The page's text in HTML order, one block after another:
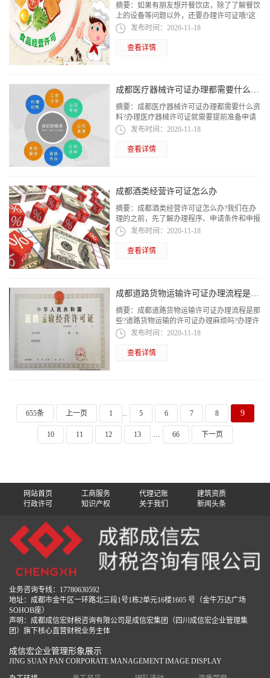
摘要：如果有朋友想开餐饮店，除了了解餐饮
上的设备等问题以外，还要办理许可证哦!这
是开业的第一步。而这个许可证是很多人不太
清楚的，比如餐营许可证怎么办理，成都...
发布时间： 2020-11-18
查看详情
成都医疗器械许可证办理都需要什么资料
摘要： 成都医疗器械许可证办理都需要什么资
料?办理医疗器械许可证就需要提前准备申请
报告、场所、房屋三件套等，具体信息请跟随
发布时间：2020-11-18
查看详情
成都酒类经营许可证怎么办
摘要： 成都酒类经营许可证怎么办?我们在办
理的之前，先了解办理程序、申请条件和申报
材料。只要了解这些，才能跟顺利办理好许可
发布时间：2020-11-18
查看详情
摘要： 成都道路货物运输许可证办理流程是那
些?道路货物运输的许可证办理麻烦吗?办理许
可证需要准备哪些资料?这些都是各位需要去
认真了解的，所以大家跟随篇小编一起来...
发布时间： 2020-11-18
查看详情
655条 上一页 1 .. 5 6 7 8 9
10 11 12 13 ... 66 下一页
网站首页 工商服务 代理记账
建筑资质
行政许可
知识产权 关于我们 新闻头条
业务咨询专线：17780630592
地址：成都市金牛区一环路北三段1号1栋2单元16楼1605 号（金牛万达广场
SOHOB座）
声明：成都成信宏财税咨询有限公司是成信宏集团（四川成信宏企业管理集
团）旗下核心直营财税业务主体
成信宏企业管理形象展示
JING SUAN PAN CORPORATE MANAGEMENT IMAGE DISPLAY